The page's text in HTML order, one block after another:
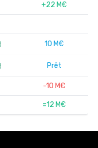
+22 M€
10 M€
Prêt
-10 M€
=12 M€